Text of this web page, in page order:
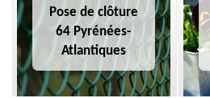
Pose de clôture
64 Pyrénées-
Atlantiques